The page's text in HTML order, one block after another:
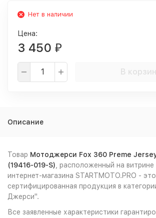
Нет в наличии
Цена:
3 450 ₽
В
Описание
Товар Мотоджерси Fox 360 Preme
(19416-019-S) , расположенный на
интернет-магазина STARTMOTO.PRO - это
сертифицированная продукция в
Джерси".
Все заявленные характеристики